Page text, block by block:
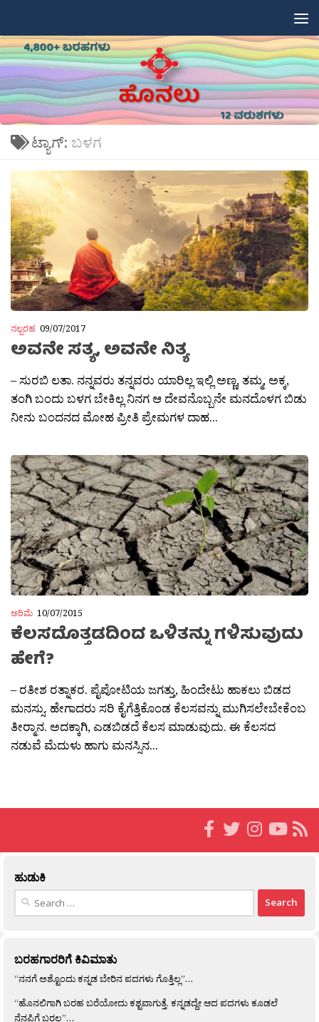
ಟ್ಯಾಗ್: ಬಳಗ
ನಲ್ಬರಹ 09/07/2017
ಅವನೇ ಸತ್ಯ, ಅವನೇ ನಿತ್ಯ
– ಸುರಬಿ ಲತಾ. ನನ್ನವರು ತನ್ನವರು ಯಾರಿಲ್ಲ ಇಲ್ಲಿ ಅಣ್ಣ, ತಮ್ಮ, ಅಕ್ಕ,
ತಂಗಿ ಬಂದು ಬಳಗ ಬೇಕಿಲ್ಲ ನಿನಗ ಆ ದೇವನೊಬ್ಬನೇ ಮನದೊಳಗ ಬಿಡು
ನೀನು ಬಂದನದ ಮೋಹ ಪ್ರೀತಿ ಪ್ರೇಮಗಳ ದಾಹ...
ಅರಿಮೆ 10/07/2015
ಕೆಲಸದೊತ್ತಡದಿಂದ ಒಳಿತನ್ನು ಗಳಿಸುವುದು
ಹೇಗೆ?
– ರತೀಶ ರತ್ನಾಕರ. ಪೈಪೋಟಿಯ ಜಗತ್ತು, ಹಿಂದೇಟು ಹಾಕಲು ಬಿಡದ
ಮನಸ್ಸು. ಹೇಗಾದರು ಸರಿ ಕೈಗೆತ್ತಿಕೊಂಡ ಕೆಲಸವನ್ನು ಮುಗಿಸಲೇಬೇಕೆಂಬ
ತೀರ‍್ಮಾನ. ಅದಕ್ಕಾಗಿ, ಎಡಬಿಡದೆ ಕೆಲಸ ಮಾಡುವುದು. ಈ ಕೆಲಸದ
ನಡುವೆ ಮೆದುಳು ಹಾಗು ಮನಸ್ಸಿನ...
ಹುಡುಕಿ
Search
ಬರಹಗಾರರಿಗೆ ಕಿವಿಮಾತು
“ನನಗೆ ಅಶ್ಟೊಂದು ಕನ್ನಡ ಬೇರಿನ ಪದಗಳು ಗೊತ್ತಿಲ್ಲ”…
“ಹೊನಲಿಗಾಗಿ ಬರಹ ಬರೆಯೋದು ಕಶ್ಟವಾಗುತ್ತೆ. ಕನ್ನಡದ್ದೇ ಆದ ಪದಗಳು ಕೂಡಲೆ
ನೆನಪಿಗೆ ಬರಲ್ಲ”…